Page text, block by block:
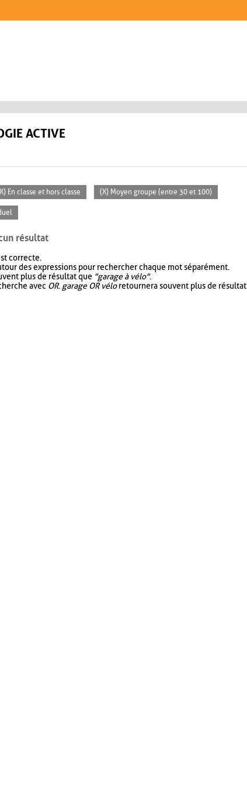
ACTIVE
En classe et hors classe (X) Moyen groupe (entre 30 et 100)
résultat
correcte.
des expressions pour rechercher chaque mot séparément.
plus de résultat que "garage à vélo".
avec OR. garage OR véloretournera souvent plus de résultat